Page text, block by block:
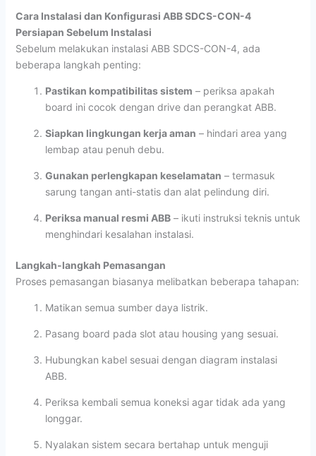
Cara Instalasi dan Konfigurasi ABB SDCS-CON-4
Persiapan Sebelum Instalasi
Sebelum melakukan instalasi ABB SDCS-CON-4, ada
beberapa langkah penting:
Pastikan kompatibilitas sistem – periksa apakah
board ini cocok dengan drive dan perangkat ABB.
Siapkan lingkungan kerja aman – hindari area yang
lembap atau penuh debu.
Gunakan perlengkapan keselamatan – termasuk
sarung tangan anti-statis dan alat pelindung diri.
Periksa manual resmi ABB– ikuti instruksi teknis untuk
menghindari kesalahan instalasi.
Langkah-langkah Pemasangan
Proses pemasangan biasanya melibatkan beberapa tahapan:
Matikan semua sumber daya listrik.
Pasang board pada slot atau housing yang sesuai.
Hubungkan kabel sesuai dengan diagram instalasi
ABB.
Periksa kembali semua koneksi agar tidak ada yang
longgar.
Nyalakan sistem secara bertahap untuk menguji